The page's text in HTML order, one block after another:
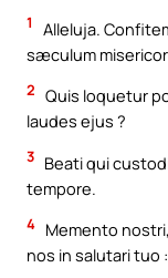
1
Alleluja.
sæculum
2 Quis loquetur
laudes ejus ?
3 Beati qui
tempore.
4 Memento
nos in salutari tuo :